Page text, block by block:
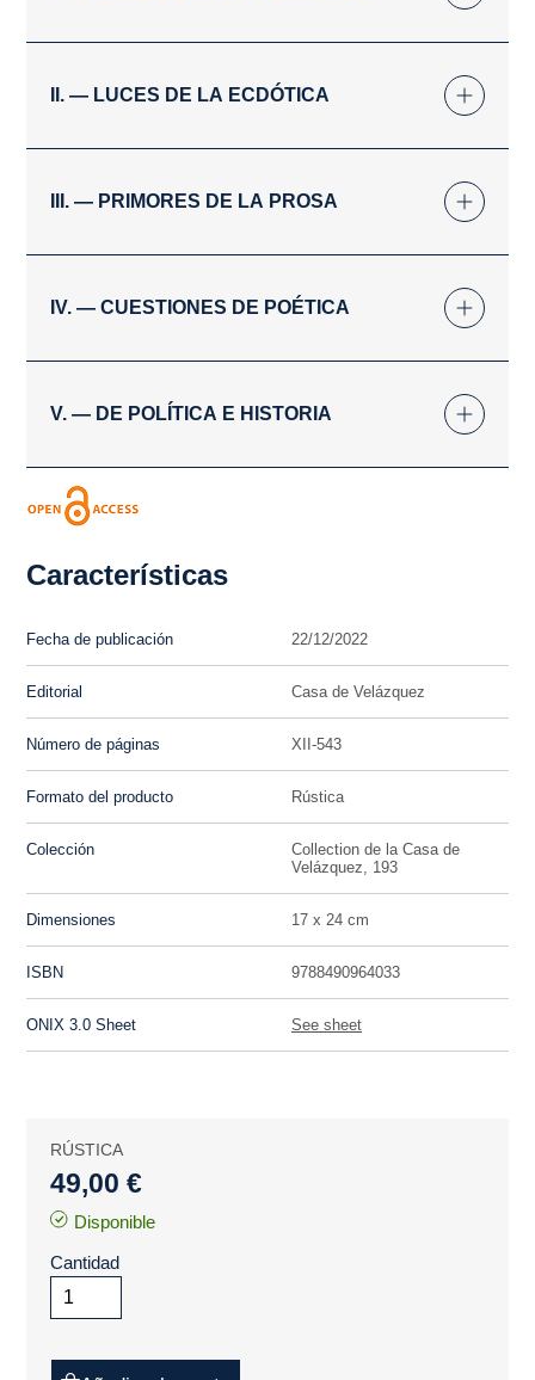
II. — LUCES DE LA ECDÓTICA
III. — PRIMORES DE LA PROSA
IV. — CUESTIONES DE POÉTICA
V. — DE POLÍTICA E HISTORIA
Características
Fecha de publicación 22/12/2022
Editorial Casa de Velázquez
Número de páginas XII-543
Formato del producto Rústica
Colección
Collection de la Casa de
Velázquez, 193
Dimensiones 17 x 24 cm
ISBN 9788490964033
ONIX 3.0 Sheet See sheet
RÚSTICA
49,00 €
Disponible
Cantidad